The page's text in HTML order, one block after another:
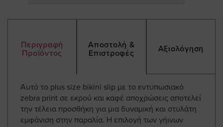
Περιγραφή
Προϊόντος
Αποστολή &
Επιστροφές
Αξιολόγηση
Αυτό το plus size bikini slip με το εντυπωσιακό
zebra print σε εκρού και καφέ αποχρώσεις αποτελεί
την τέλεια προσθήκη για μια δυναμική και στυλάτη
εμφάνιση στην παραλία. Η επιλογή των γήινων